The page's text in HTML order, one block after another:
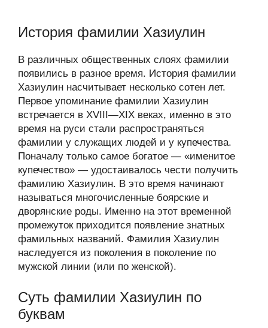
История фамилии Хазиулин
В различных общественных слоях фамилии
появились в разное время. История фамилии
Хазиулин насчитывает несколько сотен лет.
Первое упоминание фамилии Хазиулин
встречается в XVIII—XIX веках, именно в это
время на руси стали распространяться
фамилии у служащих людей и у купечества.
Поначалу только самое богатое — «именитое
купечество» — удостаивалось чести получить
фамилию Хазиулин. В это время начинают
называться многочисленные боярские и
дворянские роды. Именно на этот временной
промежуток приходится появление знатных
фамильных названий. Фамилия Хазиулин
наследуется из поколения в поколение по
мужской линии (или по женской).
Суть фамилии Хазиулин по
буквам